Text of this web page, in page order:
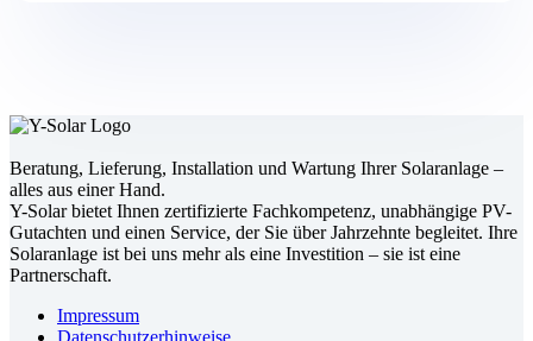
Beratung, Lieferung, Installation und Wartung Ihrer Solaranlage –
alles aus einer Hand.
Y-Solar bietet Ihnen zertifizierte Fachkompetenz, unabhängige PV-
Gutachten und einen Service, der Sie über Jahrzehnte begleitet. Ihre
Solaranlage ist bei uns mehr als eine Investition – sie ist eine
Partnerschaft.
Impressum
Datenschutz­erhinweise